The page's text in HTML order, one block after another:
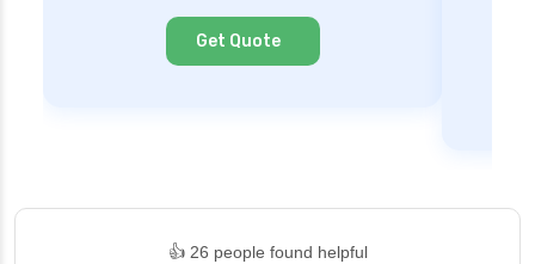
Get Quote
👍 26 people found helpful